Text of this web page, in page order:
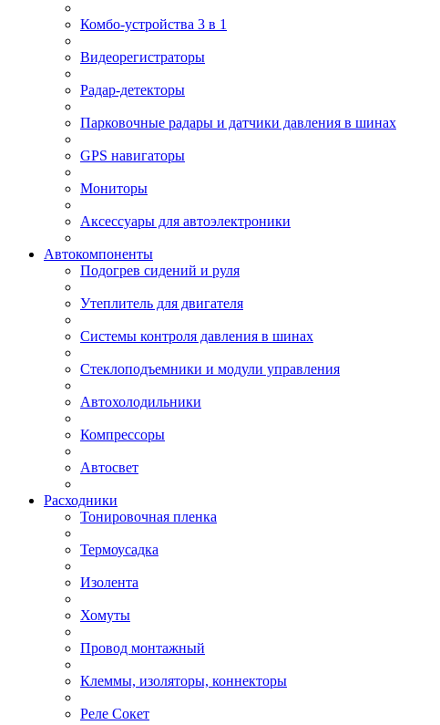
Комбо-устройства 3 в 1
Видеорегистраторы
Радар-детекторы
Парковочные радары и датчики давления в шинах
GPS навигаторы
Мониторы
Аксессуары для автоэлектроники
Автокомпоненты
Подогрев сидений и руля
Утеплитель для двигателя
Системы контроля давления в шинах
Стеклоподъемники и модули управления
Автохолодильники
Компрессоры
Автосвет
Расходники
Тонировочная пленка
Термоусадка
Изолента
Хомуты
Провод монтажный
Клеммы, изоляторы, коннекторы
Реле Сокет